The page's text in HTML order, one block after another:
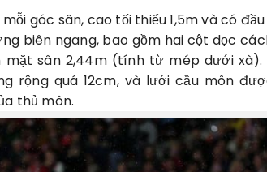
góc sân, cao tối thiểu 1,5m và có
biên ngang, bao gồm hai cột dọc
sân 2,44m (tính từ mép dưới xà).
rộng quá 12cm, và lưới cầu môn
thủ môn.